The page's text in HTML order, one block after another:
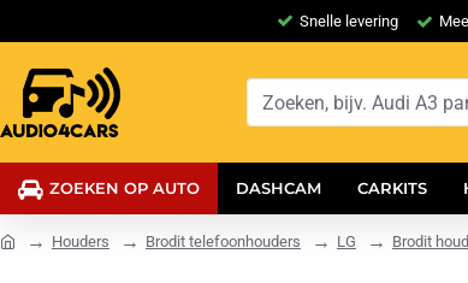
Snelle levering
ZOEKEN OP AUTO DASHCAM CARKITS
Houders Brodit telefoonhouders LG Brodit